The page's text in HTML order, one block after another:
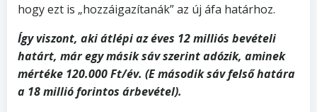
hogy ezt is „hozzáigazítanák” az új áfa határhoz.
Így viszont, aki átlépi az éves 12 milliós bevételi
határt, már egy másik sáv szerint adózik, aminek
mértéke 120.000 Ft/év. (E második sáv felső határa
a 18 millió forintos árbevétel).